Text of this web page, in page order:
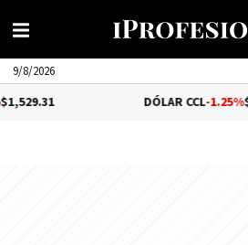
9/8/2026
-1.25%$1,556.14